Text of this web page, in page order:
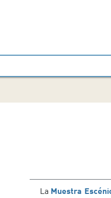
La Muestra